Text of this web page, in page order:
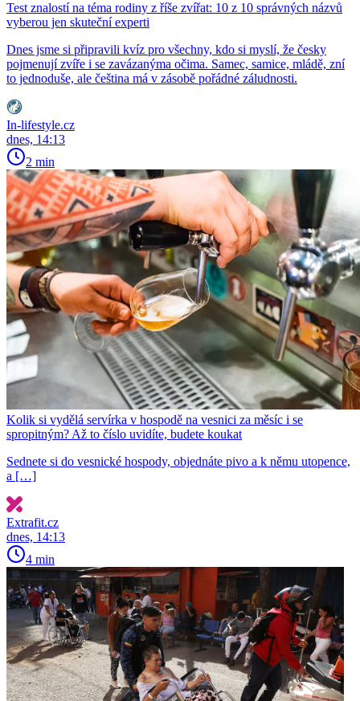
Test znalostí na téma rodiny z říše zvířat: 10 z 10 správných názvů
vyberou jen skuteční experti
Dnes jsme si připravili kvíz pro všechny, kdo si myslí, že česky
pojmenují zvíře i se zavázanýma očima. Samec, samice, mládě, zní
to jednoduše, ale čeština má v zásobě pořádné záludnosti.
In-lifestyle.cz
dnes, 14:13
2 min
Kolik si vydělá servírka v hospodě na vesnici za měsíc i se
spropitným? Až to číslo uvidíte, budete koukat
Sednete si do vesnické hospody, objednáte pivo a k němu utopence,
a […]
Extrafit.cz
dnes, 14:13
4 min